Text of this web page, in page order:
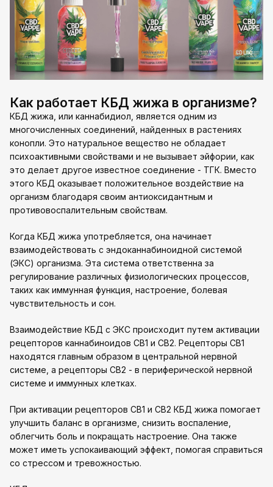
Как работает КБД жижа в организме?
КБД жижа, или каннабидиол, является одним из
многочисленных соединений, найденных в растениях
конопли. Это натуральное вещество не обладает
психоактивными свойствами и не вызывает эйфории, как
это делает другое известное соединение - ТГК. Вместо
этого КБД оказывает положительное воздействие на
организм благодаря своим антиоксидантным и
противовоспалительным свойствам.
Когда КБД жижа употребляется, она начинает
взаимодействовать с эндоканнабиноидной системой
(ЭКС) организма. Эта система ответственна за
регулирование различных физиологических процессов,
таких как иммунная функция, настроение, болевая
чувствительность и сон.
Взаимодействие КБД с ЭКС происходит путем активации
рецепторов каннабиноидов CB1 и CB2. Рецепторы CB1
находятся главным образом в центральной нервной
системе, а рецепторы CB2 - в периферической нервной
системе и иммунных клетках.
При активации рецепторов CB1 и CB2 КБД жижа помогает
улучшить баланс в организме, снизить воспаление,
облегчить боль и покращать настроение. Она также
может иметь успокаивающий эффект, помогая справиться
со стрессом и тревожностью.